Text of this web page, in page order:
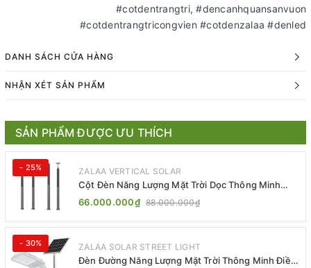
#cotdentrangtri, #dencanhquansanvuon
#cotdentrangtricongvien #cotdenzalaa #denled
DANH SÁCH CỬA HÀNG
NHẬN XÉT SẢN PHẨM
SẢN PHẨM ĐƯỢC ƯU THÍCH
- 25% ZALAA VERTICAL SOLAR
Cột Đèn Năng Lượng Mặt Trời Dọc Thông Minh
ZSR-YYDS-360 | ZALAA Jsc
66.000.000₫ 88.000.000₫
- 30% ZALAA SOLAR STREET LIGHT
Đèn Đường Năng Lượng Mặt Trời Thông Minh Điều